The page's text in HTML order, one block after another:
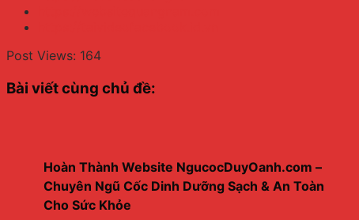
Post Views: 164
Bài viết cùng chủ đề:
Hoàn Thành Website NgucocDuyOanh.com –
Chuyên Ngũ Cốc Dinh Dưỡng Sạch & An Toàn
Cho Sức Khỏe